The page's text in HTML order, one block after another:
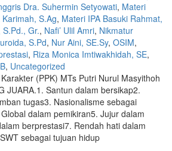
Dra. Suhermin Setyowati, Materi
S.Ag, Materi IPA Basuki Rahmat,
Gr., Nafi’ Ulil Amri, Nikmatur
S.Pd, Nur Aini, SE.Sy, OSIM,
, Riza Monica Imtiwakhidah, SE,
, Uncategorized
(PPK) MTs Putri Nurul Masyithoh
JUARA.1. Santun dalam bersikap2.
tugas3. Nasionalisme sebagai
dalam pemikiran5. Jujur dalam
berprestasi7. Rendah hati dalam
sebagai tujuan hidup